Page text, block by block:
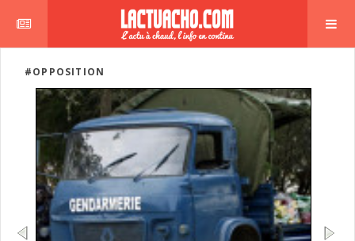
#OPPOSITION